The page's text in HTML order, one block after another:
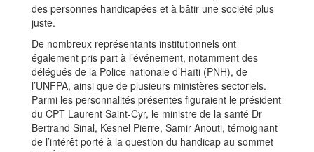
des personnes handicapées et à bâtir une société plus
juste.
De nombreux représentants institutionnels ont
également pris part à l’événement, notamment des
délégués de la Police nationale d’Haïti (PNH), de
l’UNFPA, ainsi que de plusieurs ministères sectoriels.
Parmi les personnalités présentes figuraient le président
du CPT Laurent Saint-Cyr, le ministre de la santé Dr
Bertrand Sinal, Kesnel Pierre, Samir Anouti, témoignant
de l’intérêt porté à la question du handicap au sommet